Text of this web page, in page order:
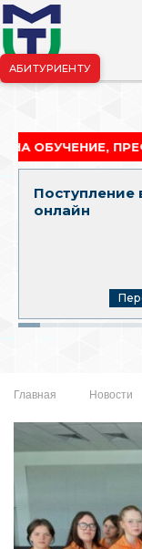
АБИТУРИЕНТУ
Поступление
онлайн
Главная Новости